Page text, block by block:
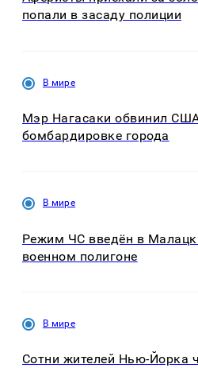
попали в засаду полиции
В мире
Мэр Нагасаки обвинил
бомбардировке города
В мире
Режим ЧС введён в
военном полигоне
В мире
Сотни жителей Нью-Йорка